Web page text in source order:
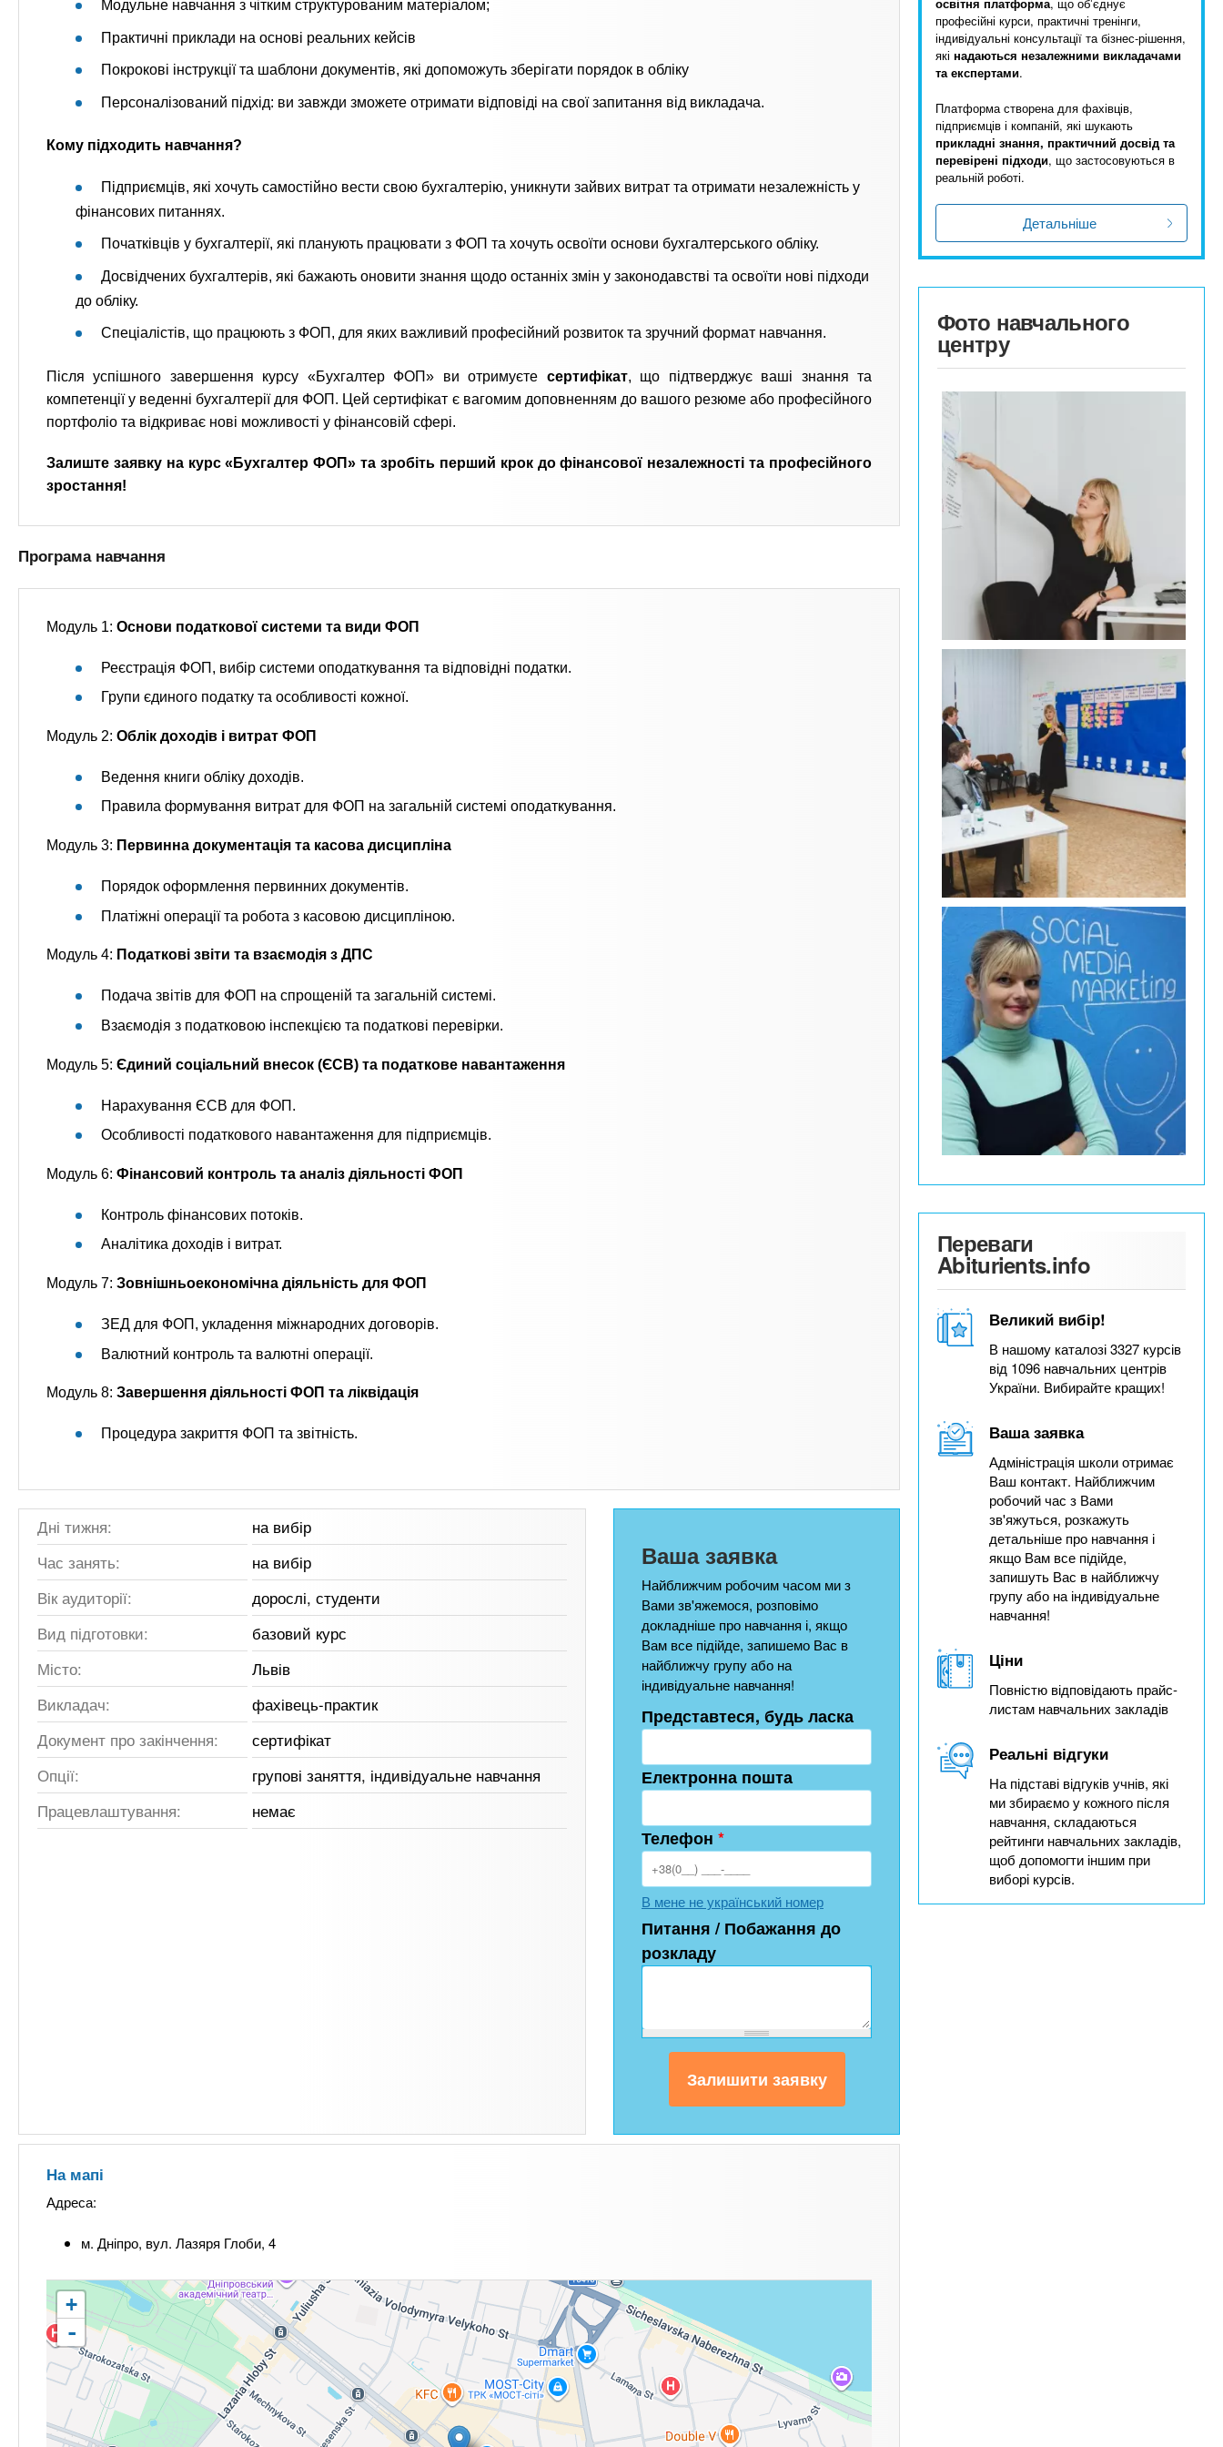
Модульне навчання з чітким структурованим матеріалом;
Практичні приклади на основі реальних кейсів
Покрокові інструкції та шаблони документів, які допоможуть зберігати порядок в обліку
Персоналізований підхід: ви завжди зможете отримати відповіді на свої запитання від викладача.
Кому підходить навчання?
Підприємців, які хочуть самостійно вести свою бухгалтерію, уникнути зайвих витрат та отримати незалежність у
фінансових питаннях.
Початківців у бухгалтерії, які планують працювати з ФОП та хочуть освоїти основи бухгалтерського обліку.
Досвідчених бухгалтерів, які бажають оновити знання щодо останніх змін у законодавстві та освоїти нові підходи
до обліку.
Спеціалістів, що працюють з ФОП, для яких важливий професійний розвиток та зручний формат навчання.
Після успішного завершення курсу «Бухгалтер ФОП» ви отримуєте сертифікат, що підтверджує ваші знання та
компетенції у веденні бухгалтерії для ФОП. Цей сертифікат є вагомим доповненням до вашого резюме або професійного
портфоліо та відкриває нові можливості у фінансовій сфері.
Залиште заявку на курс «Бухгалтер ФОП» та зробіть перший крок до фінансової незалежності та професійного
зростання!
Програма навчання
Модуль 1: Основи податкової системи та види ФОП
Реєстрація ФОП, вибір системи оподаткування та відповідні податки.
Групи єдиного податку та особливості кожної.
Модуль 2: Облік доходів і витрат ФОП
Ведення книги обліку доходів.
Правила формування витрат для ФОП на загальній системі оподаткування.
Модуль 3: Первинна документація та касова дисципліна
Порядок оформлення первинних документів.
Платіжні операції та робота з касовою дисципліною.
Модуль 4: Податкові звіти та взаємодія з ДПС
Подача звітів для ФОП на спрощеній та загальній системі.
Взаємодія з податковою інспекцією та податкові перевірки.
Модуль 5: Єдиний соціальний внесок (ЄСВ) та податкове навантаження
Нарахування ЄСВ для ФОП.
Особливості податкового навантаження для підприємців.
Модуль 6: Фінансовий контроль та аналіз діяльності ФОП
Контроль фінансових потоків.
Аналітика доходів і витрат.
Модуль 7: Зовнішньоекономічна діяльність для ФОП
ЗЕД для ФОП, укладення міжнародних договорів.
Валютний контроль та валютні операції.
Модуль 8: Завершення діяльності ФОП та ліквідація
Процедура закриття ФОП та звітність.
Дні тижня:
на вибір
Час занять:
на вибір
Вік аудиторії:
дорослі, студенти
Вид підготовки:
базовий курс
Місто:
Львів
Викладач:
фахівець-практик
Документ про закінчення:
сертифікат
Опції:
групові заняття, індивідуальне навчання
Працевлаштування:
немає
Ваша заявка
Найближчим робочим часом ми з
Вами зв'яжемося, розповімо
докладніше про навчання і, якщо
Вам все підійде, запишемо Вас в
найближчу групу або на
індивідуальне навчання!
Представтеся, будь ласка
Електронна пошта
Телефон *
В мене не український номер
Питання / Побажання до
розкладу
На мапі
Адреса:
м. Дніпро, вул. Лазяря Глоби, 4
+
-
професійні курси, практичні тренінги,
індивідуальні консультації та бізнес-рішення,
які надаються незалежними викладачами
та експертами.
Платформа створена для фахівців,
підприємців і компаній, які шукають
прикладні знання, практичний досвід та
перевірені підходи, що застосовуються в
реальній роботі.
Детальніше
Фото навчального
центру
Переваги
Abiturients.info
Великий вибір!
В нашому каталозі 3327 курсів
від 1096 навчальних центрів
України. Вибирайте кращих!
Ваша заявка
Адміністрація школи отримає
Ваш контакт. Найближчим
робочий час з Вами
зв'яжуться, розкажуть
детальніше про навчання і
якщо Вам все підійде,
запишуть Вас в найближчу
групу або на індивідуальне
навчання!
Ціни
Повністю відповідають прайс-
листам навчальних закладів
Реальні відгуки
На підставі відгуків учнів, які
ми збираємо у кожного після
навчання, складаються
рейтинги навчальних закладів,
щоб допомогти іншим при
виборі курсів.